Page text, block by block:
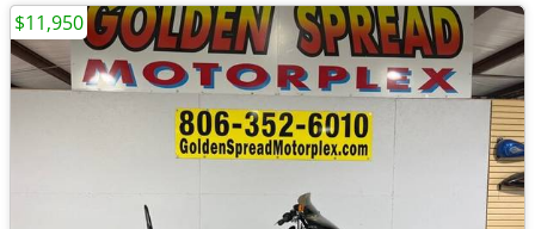
$11,950